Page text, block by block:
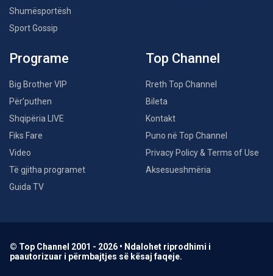
Shumësportësh
Sport Gossip
Programe
Big Brother VIP
Për’puthen
Shqipëria LIVE
Fiks Fare
Video
Të gjitha programet
Guida TV
Top Channel
Rreth Top Channel
Bileta
Kontakt
Puno në Top Channel
Privacy Policy & Terms of Use
Aksesueshmëria
© Top Channel 2001 - 2026 • Ndalohet riprodhimi i
paautorizuar i përmbajtjes së kësaj faqeje.